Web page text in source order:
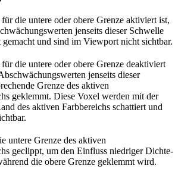
die untere oder obere Grenze aktiviert ist,
jenseits dieser Schwelle
gemacht und sind im Viewport nicht sichtbar.
die untere oder obere Grenze deaktiviert
jenseits dieser
Grenze des aktiven
geklemmt. Diese Voxel werden mit der
des aktiven Farbbereichs schattiert und
untere Grenze des aktiven
geclippt, um den Einfluss niedriger Dichte-
die obere Grenze geklemmt wird.